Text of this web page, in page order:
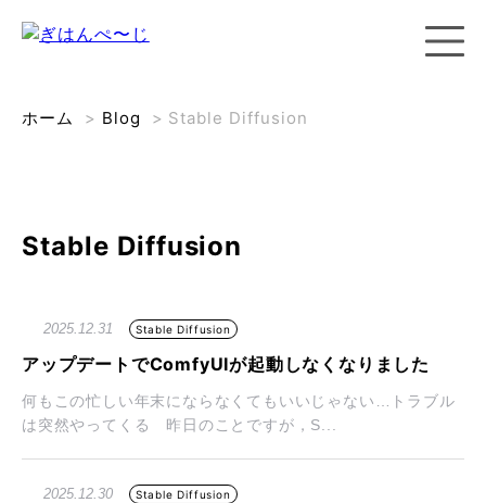
ホーム > Blog > Stable Diffusion
Stable Diffusion
2025.12.31 Stable Diffusion
アップデートでComfyUIが起動しなくなりました
何もこの忙しい年末にならなくてもいいじゃない…トラブル
は突然やってくる 昨日のことですが，S...
2025.12.30 Stable Diffusion